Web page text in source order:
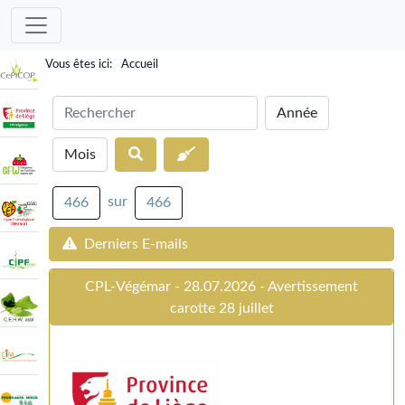
Accueil
466 sur 466
Derniers E-mails
CPL-Végémar - 28.07.2026 - Avertissement
carotte 28 juillet